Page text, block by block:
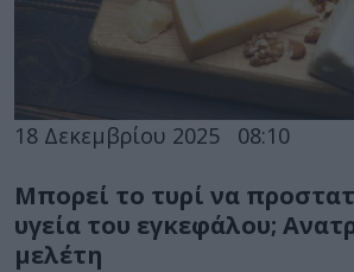
18 Δεκεμβρίου 2025 08:10
Μπορεί το τυρί να
υγεία του εγκεφάλου;
μελέτη